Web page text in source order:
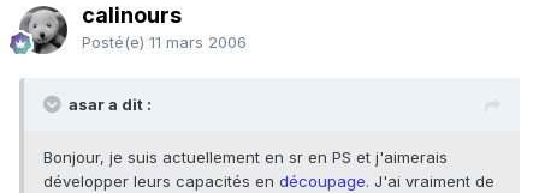
calinours
Posté(e) 11 mars 2006
asar a dit :
Bonjour, je suis actuellement en sr en PS et j'aimerais
développer leurs capacités en découpage. J'ai vraiment de